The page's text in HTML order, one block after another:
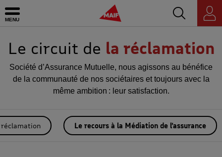
Ouvrir le menu MAIF - Allez à l'accueil de maif.fr
Accédez au
Espace
personnel
Le circuit de la réclamation
Société d’Assurance Mutuelle, nous agissons au bénéfice
de la communauté de nos sociétaires et toujours avec la
même ambition : leur satisfaction.
Le recours à la Médiation de l’assurance